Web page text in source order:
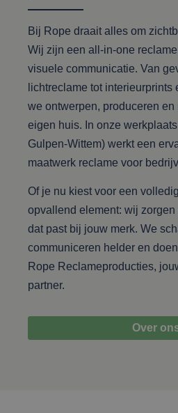
Bij Rope draait alles om
Wij zijn een all-in-one
visuele communicatie. Van
lichtreclame tot interieurprints
we ontwerpen, produceren en
eigen huis. In onze
Gulpen-Wittem) werkt een
maatwerk reclame voor
Of je nu kiest voor een
opvallend element: wij
dat past bij jouw merk. We
communiceren helder en
Rope Reclameproducties,
partner.
Over